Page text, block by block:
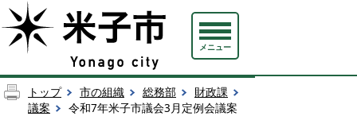
メニュー
トップ 市の組織 総務部
財政課
議案
令和7年米子市議会3月定例会議案